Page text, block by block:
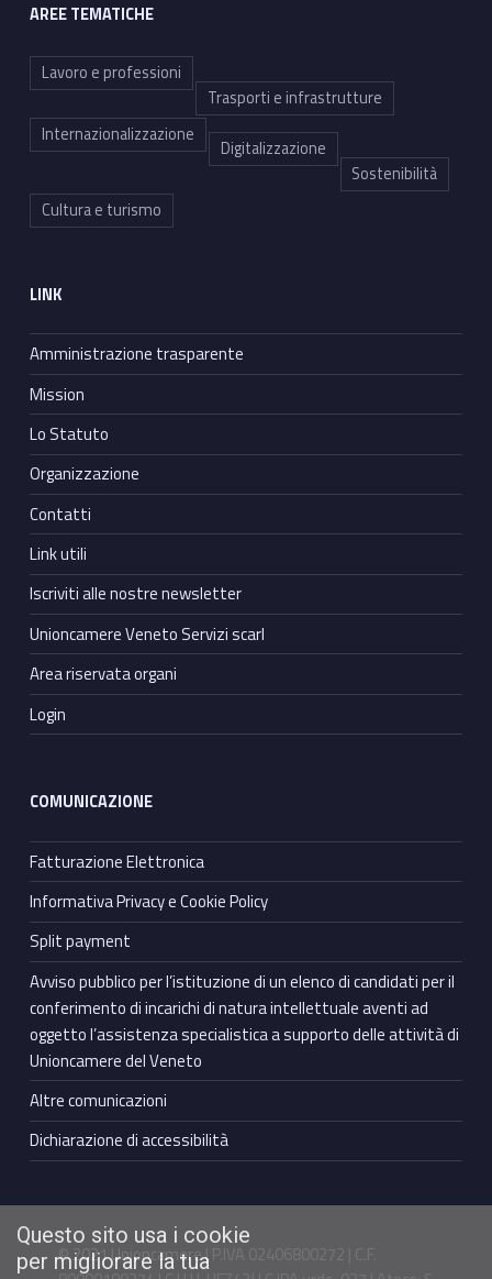
AREE TEMATICHE
Lavoro e professioni
Trasporti e infrastrutture
Internazionalizzazione
Digitalizzazione
Sostenibilità
Cultura e turismo
LINK
Amministrazione trasparente
Mission
Lo Statuto
Organizzazione
Contatti
Link utili
Iscriviti alle nostre newsletter
Unioncamere Veneto Servizi scarl
Area riservata organi
Login
COMUNICAZIONE
Fatturazione Elettronica
Informativa Privacy e Cookie Policy
Split payment
Avviso pubblico per l’istituzione di un elenco di candidati per il
conferimento di incarichi di natura intellettuale aventi ad
oggetto l’assistenza specialistica a supporto delle attività di
Unioncamere del Veneto
Altre comunicazioni
Dichiarazione di accessibilità
© 2021 Unioncamere | P.IVA 02406800272 | C.F.
Questo sito usa i cookie
per migliorare la tua